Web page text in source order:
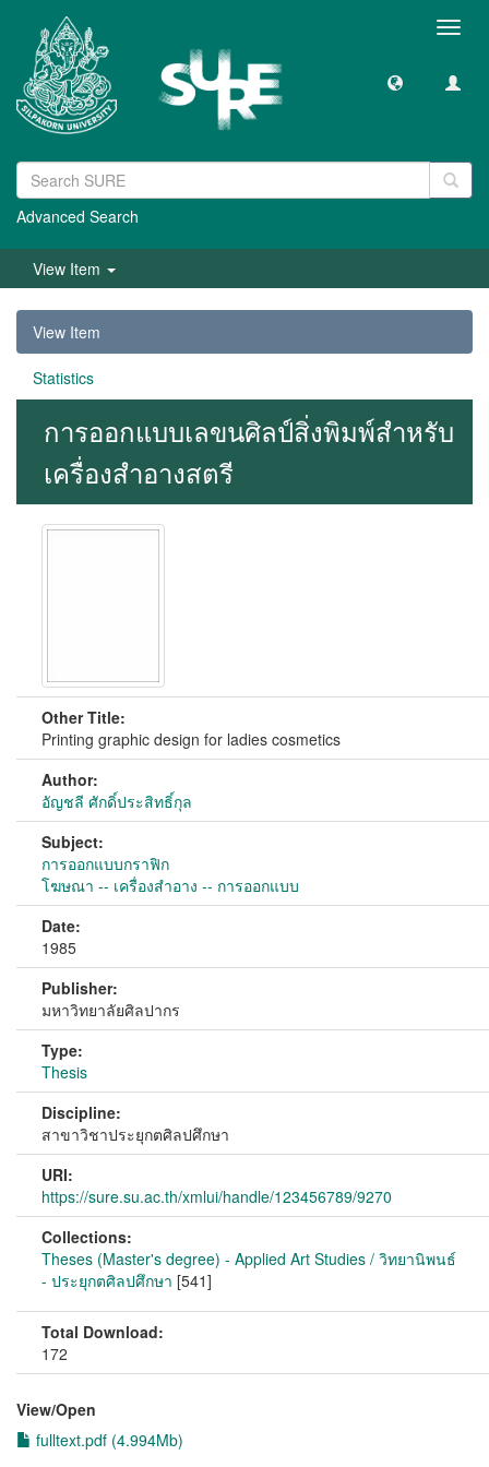
Advanced Search
View Item
View Item
Statistics
การออกแบบเลขนศิลป์สิ่งพิมพ์สำหรับ
เครื่องสำอางสตรี
Other Title:
Printing graphic design for ladies cosmetics
Author:
อัญชลี ศักดิ์ประสิทธิ์กุล
Subject:
การออกแบบกราฟิก
โฆษณา -- เครื่องสำอาง -- การออกแบบ
Date:
1985
Publisher:
มหาวิทยาลัยศิลปากร
Type:
Thesis
Discipline:
สาขาวิชาประยุกตศิลปศึกษา
URI:
https://sure.su.ac.th/xmlui/handle/123456789/9270
Collections:
Theses (Master's degree) - Applied Art Studies / วิทยานิพนธ์
- ประยุกตศิลปศึกษา [541]
Total Download:
172
View/Open
fulltext.pdf (4.994Mb)